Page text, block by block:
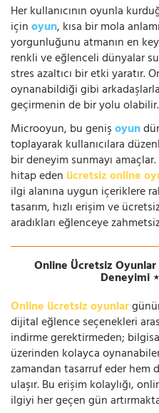
Her kullanıcının oyunla
içinoyun, kısa bir mola
yorgunluğunu atmanın en
renkli ve eğlenceli dünyalar
stres azaltıcı bir etki yaratır.
oynanabildiği gibi
geçirmenin de bir yolu
Microoyun, bu genişoyun
toplayarak kullanıcılara
bir deneyim sunmayı
hitap eden ücretsiz online
ilgi alanına uygun içeriklere
tasarım, hızlı erişim ve
aradıkları eğlenceye
Online Ücretsiz
Deneyimi
Online ücretsiz oyunlar
dijital eğlence seçenekleri
indirme gerektirmeden;
üzerinden kolayca
zamandan tasarruf eder hem
ulaşır. Bu erişim kolaylığı,
ilgiyi her geçen gün